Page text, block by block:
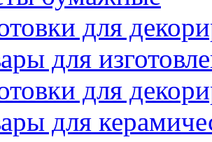
для
для
для
для